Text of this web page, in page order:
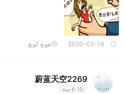
عدم شفافية محدودة بشأن طرق الدفع:
واضحة ومفصلة حول طرق الدفع
يؤدي هذا النقص في الشفافية إلى عدم
بشأن كيفية تمويل حساباتهم أو سحب
شكاوى بشأن صعوبات السحب:
تأخيرات في معالجة السحوبات، وشروط
بضرورة إجراء عدة صفقات مربحة قبل
2020-03-19 هونغ كونغ
蔚蓝天空2269
6-10 سنة